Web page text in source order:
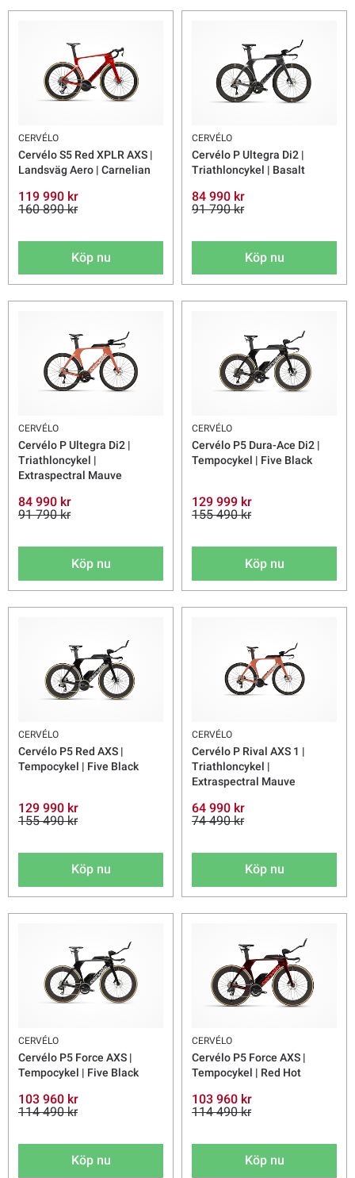
CERVÉLO
Cervélo S5 Red XPLR AXS |
Landsväg Aero | Carnelian
119 990 kr
160 890 kr
Köp nu
CERVÉLO
Cervélo P Ultegra Di2 |
Triathloncykel | Basalt
84 990 kr
91 790 kr
Köp nu
CERVÉLO
Cervélo P Ultegra Di2 |
Triathloncykel |
Extraspectral Mauve
84 990 kr
91 790 kr
Köp nu
CERVÉLO
Cervélo P5 Dura-Ace Di2 |
Tempocykel | Five Black
129 999 kr
155 490 kr
Köp nu
CERVÉLO
Cervélo P5 Red AXS |
Tempocykel | Five Black
129 990 kr
155 490 kr
Köp nu
CERVÉLO
Cervélo P Rival AXS 1 |
Triathloncykel |
Extraspectral Mauve
64 990 kr
74 490 kr
Köp nu
CERVÉLO
Cervélo P5 Force AXS |
Tempocykel | Five Black
103 960 kr
114 490 kr
Köp nu
CERVÉLO
Cervélo P5 Force AXS |
Tempocykel | Red Hot
103 960 kr
114 490 kr
Köp nu